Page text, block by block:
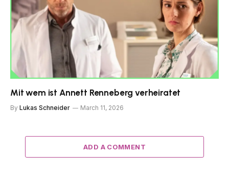
Mit wem ist Annett Renneberg verheiratet
By Lukas Schneider March 11, 2026
ADD A COMMENT